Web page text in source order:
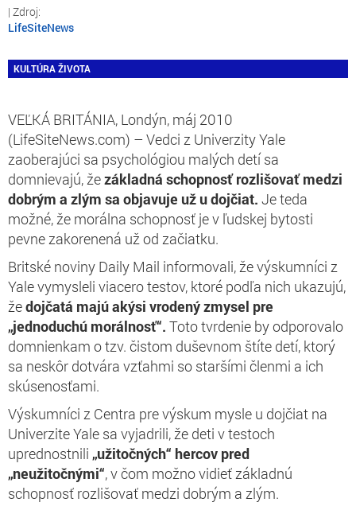
LifeSiteNews
KULTÚRA ŽIVOTA
VEĽKÁ BRITÁNIA, Londýn, máj 2010
(LifeSiteNews.com) – Vedci z Univerzity Yale
zaoberajúci sa psychológiou malých detí sa
domnievajú, žezákladná schopnosť rozlišovať medzi
dobrým a zlým sa objavuje už u dojčiat. Je teda
možné, že morálna schopnosť je v ľudskej bytosti
pevne zakorenená už od začiatku.
Britské noviny Daily Mail informovali, že výskumníci z
Yale vymysleli viacero testov, ktoré podľa nich ukazujú,
žedojčatá majú akýsi vrodený zmysel pre
„jednoduchú morálnosť“. Toto tvrdenie by odporovalo
domnienkam o tzv. čistom duševnom štíte detí, ktorý
sa neskôr dotvára vzťahmi so staršími členmi a ich
skúsenosťami.
Výskumníci z Centra pre výskum mysle u dojčiat na
Univerzite Yale sa vyjadrili, že deti v testoch
uprednostnili „užitočných“ hercov pred
„neužitočnými“, v čom možno vidieť základnú
schopnosť rozlišovať medzi dobrým a zlým.